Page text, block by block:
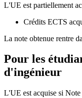
L'UE est partiellement
Crédits ECTS
La note obtenue rentre
Pour les
d'ingénieur
L'UE est acquise si